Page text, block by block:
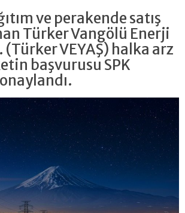
ve perakende satış
Türker Vangölü Enerji
(Türker VEYAŞ) halka arz
başvurusu SPK